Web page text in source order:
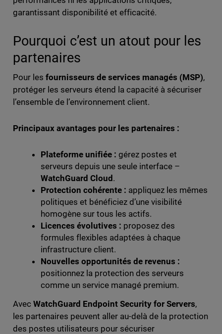
garantissant disponibilité et efficacité.
Pourquoi c’est un atout pour les
partenaires
Pour les fournisseurs de services managés (MSP),
protéger les serveurs étend la capacité à sécuriser
l’ensemble de l’environnement client.
Principaux avantages pour les partenaires :
Plateforme unifiée : gérez postes et
serveurs depuis une seule interface –
WatchGuard Cloud.
Protection cohérente : appliquez les mêmes
politiques et bénéficiez d’une visibilité
homogène sur tous les actifs.
Licences évolutives : proposez des
formules flexibles adaptées à chaque
infrastructure client.
Nouvelles opportunités de revenus :
positionnez la protection des serveurs
comme un service managé premium.
Avec WatchGuard Endpoint Security for Servers,
les partenaires peuvent aller au-delà de la protection
des postes utilisateurs pour sécuriser